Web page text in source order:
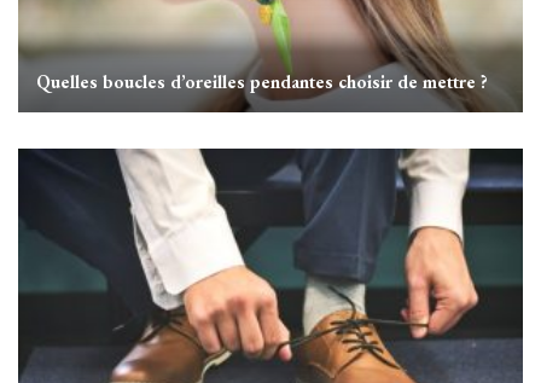
Quelles boucles d’oreilles pendantes choisir de mettre ?